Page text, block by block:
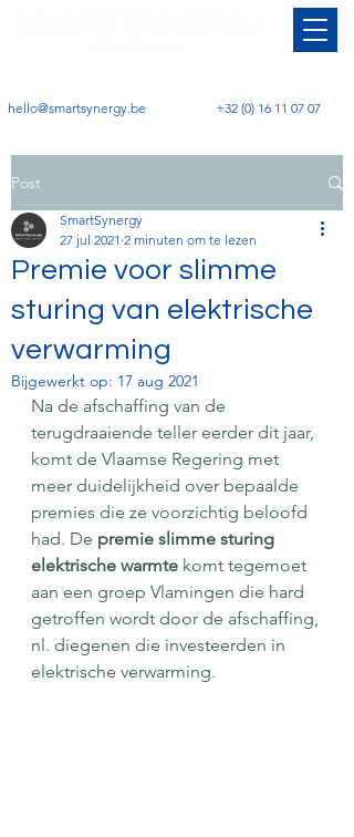
hello@smartsynergy.be +32 (0) 16 11 07 07
Post
Premie voor slimme
sturing van elektrische
verwarming
SmartSynergy
27 jul 2021 2 minuten om te lezen
Bijgewerkt op: 17 aug 2021
Na de afschaffing van de
terugdraaiende teller eerder dit jaar,
komt de Vlaamse Regering met
meer duidelijkheid over bepaalde
premies die ze voorzichtig beloofd
had. De premie slimme sturing
elektrische warmte komt tegemoet
aan een groep Vlamingen die hard
getroffen wordt door de afschaffing,
nl. diegenen die investeerden in
elektrische verwarming.